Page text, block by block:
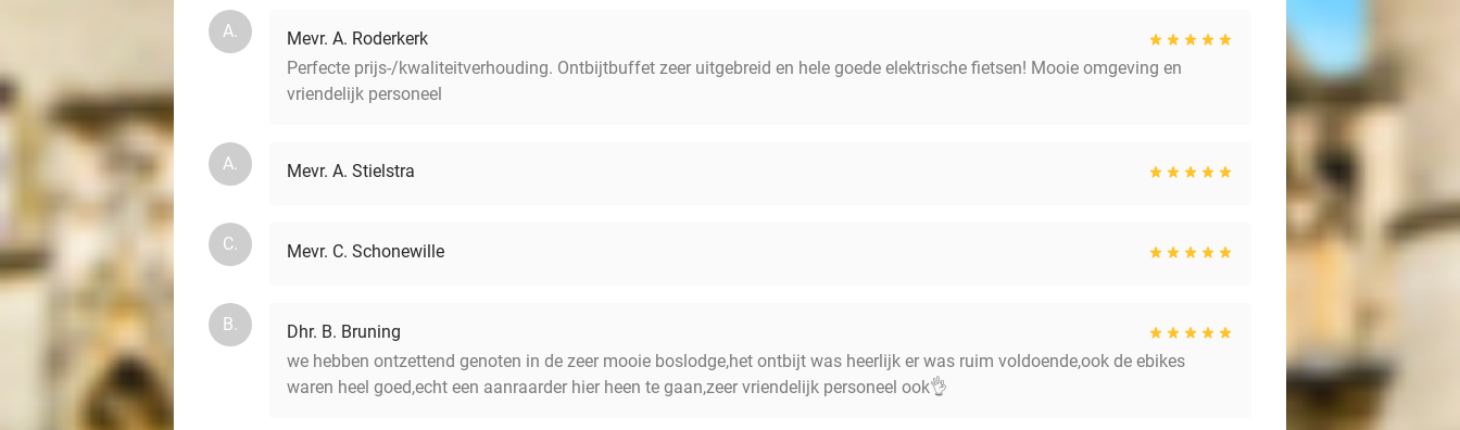
A.
Mevr. A. Roderkerk
Perfecte prijs-/kwaliteitverhouding. Ontbijtbuffet zeer uitgebreid en hele goede elektrische fietsen! Mooie omgeving en
vriendelijk personeel
A. Mevr. A. Stielstra
C. Mevr. C. Schonewille
B.
Dhr. B. Bruning
we hebben ontzettend genoten in de zeer mooie boslodge,het ontbijt was heerlijk er was ruim voldoende,ook de ebikes
waren heel goed,echt een aanraarder hier heen te gaan,zeer vriendelijk personeel ook👌